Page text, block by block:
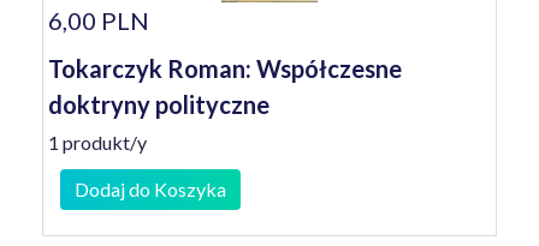
6,00 PLN
Tokarczyk Roman: Współczesne
doktryny polityczne
1 produkt/y
Dodaj do Koszyka